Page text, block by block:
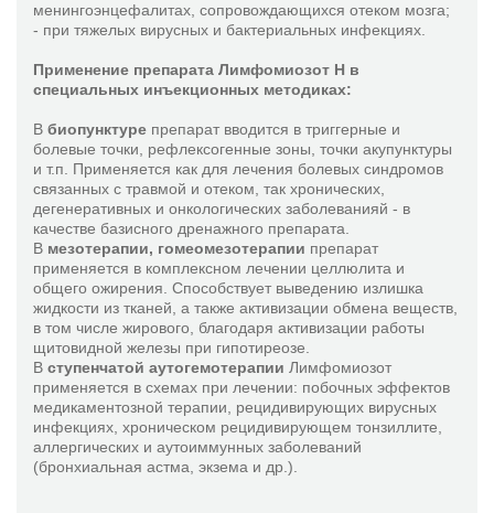
менингоэнцефалитах, сопровождающихся отеком мозга;
- при тяжелых вирусных и бактериальных инфекциях.
Применение препарата Лимфомиозот Н в
специальных инъекционных методиках:
В биопунктуре препарат вводится в триггерные и
болевые точки, рефлексогенные зоны, точки акупунктуры
и т.п. Применяется как для лечения болевых синдромов
связанных с травмой и отеком, так хронических,
дегенеративных и онкологических заболеванияй - в
качестве базисного дренажного препарата.
В мезотерапии, гомеомезотерапии препарат
применяется в комплексном лечении целлюлита и
общего ожирения. Способствует выведению излишка
жидкости из тканей, а также активизации обмена веществ,
в том числе жирового, благодаря активизации работы
щитовидной железы при гипотиреозе.
В ступенчатой аутогемотерапии Лимфомиозот
применяется в схемах при лечении: побочных эффектов
медикаментозной терапии, рецидивирующих вирусных
инфекциях, хроническом рецидивирующем тонзиллите,
аллергических и аутоиммунных заболеваний
(бронхиальная астма, экзема и др.).